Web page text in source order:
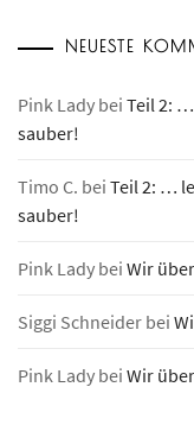
NEUESTE
Pink Lady bei Teil 2:
sauber!
Timo C. bei Teil 2: …
sauber!
Pink Lady bei Wir
Siggi Schneider bei
Pink Lady bei Wir